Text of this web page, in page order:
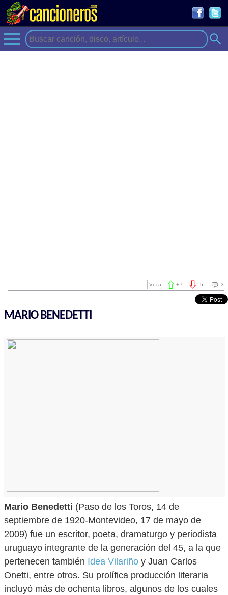
3
-5
Vota: +7
MARIO BENEDETTI
Mario Benedetti (Paso de los Toros, 14 de
septiembre de 1920-Montevideo, 17 de mayo de
2009) fue un escritor, poeta, dramaturgo y periodista
uruguayo integrante de la generación del 45, a la que
pertenecen también Idea Vilariño y Juan Carlos
Onetti, entre otros. Su prolífica producción literaria
incluyó más de ochenta libros, algunos de los cuales